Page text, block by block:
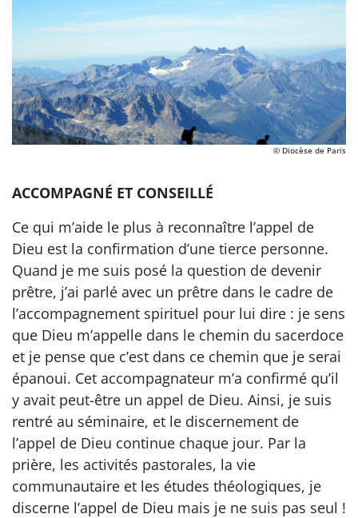
© Diocèse de Paris
ACCOMPAGNÉ ET CONSEILLÉ
Ce qui m’aide le plus à reconnaître l’appel de
Dieu est la confirmation d’une tierce personne.
Quand je me suis posé la question de devenir
prêtre, j’ai parlé avec un prêtre dans le cadre de
l’accompagnement spirituel pour lui dire : je sens
que Dieu m’appelle dans le chemin du sacerdoce
et je pense que c’est dans ce chemin que je serai
épanoui. Cet accompagnateur m’a confirmé qu’il
y avait peut-être un appel de Dieu. Ainsi, je suis
rentré au séminaire, et le discernement de
l’appel de Dieu continue chaque jour. Par la
prière, les activités pastorales, la vie
communautaire et les études théologiques, je
discerne l’appel de Dieu mais je ne suis pas seul !